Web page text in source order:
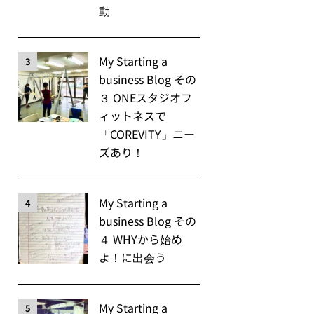
動
3
My Starting a
business Blog その
３ ONEスタジオフ
ィットネスで
「COREVITY」ニー
ズあり！
4
My Starting a
business Blog その
４ WHYから始め
よ！に出会う
5 My Starting a